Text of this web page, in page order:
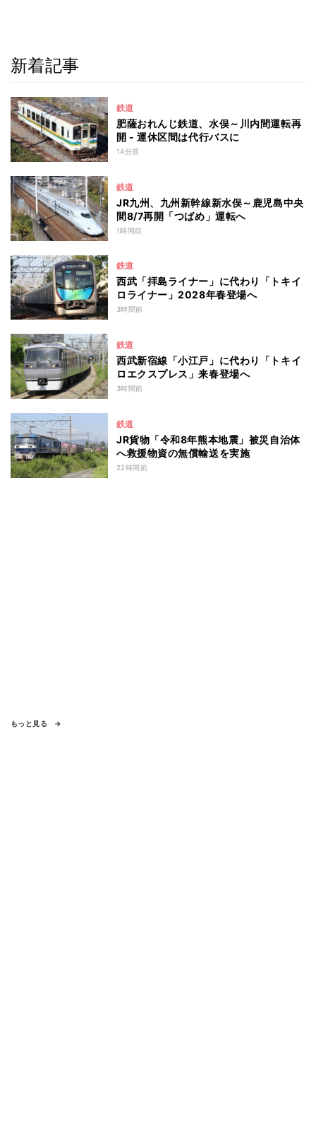
新着記事
鉄道
肥薩おれんじ鉄道、水俣～川内間運転再
開 - 運休区間は代行バスに
14分前
鉄道
JR九州、九州新幹線新水俣～鹿児島中央
間8/7再開「つばめ」運転へ
1時間前
鉄道
西武「拝島ライナー」に代わり「トキイ
ロライナー」2028年春登場へ
3時間前
鉄道
西武新宿線「小江戸」に代わり「トキイ
ロエクスプレス」来春登場へ
3時間前
鉄道
JR貨物「令和8年熊本地震」被災自治体
へ救援物資の無償輸送を実施
22時間前
もっと見る